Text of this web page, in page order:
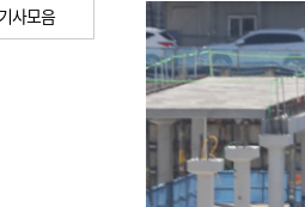
사모음